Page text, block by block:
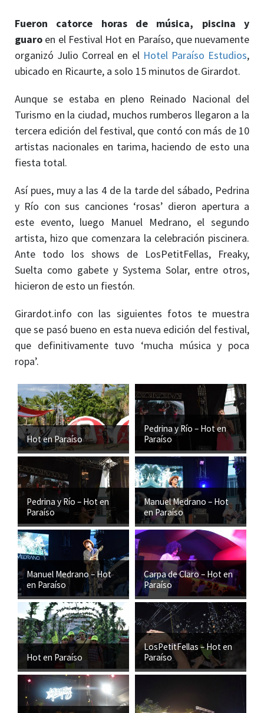
Fueron catorce horas de música, piscina y
guaro en el Festival Hot en Paraíso, que nuevamente
organizó Julio Correal en el Hotel Paraíso Estudios,
ubicado en Ricaurte, a solo 15 minutos de Girardot.
Aunque se estaba en pleno Reinado Nacional del
Turismo en la ciudad, muchos rumberos llegaron a la
tercera edición del festival, que contó con más de 10
artistas nacionales en tarima, haciendo de esto una
fiesta total.
Así pues, muy a las 4 de la tarde del sábado, Pedrina
y Río con sus canciones ‘rosas’ dieron apertura a
este evento, luego Manuel Medrano, el segundo
artista, hizo que comenzara la celebración piscinera.
Ante todo los shows de LosPetitFellas, Freaky,
Suelta como gabete y Systema Solar, entre otros,
hicieron de esto un fiestón.
Girardot.info con las siguientes fotos te muestra
que se pasó bueno en esta nueva edición del festival,
que definitivamente tuvo ‘mucha música y poca
ropa’.
Hot en Paraíso
Pedrina y Río – Hot en
Paraíso
Pedrina y Río – Hot en
Paraíso
Manuel Medrano – Hot
en Paraíso
Manuel Medrano – Hot
en Paraíso
Carpa de Claro – Hot en
Paraíso
Hot en Paraíso
LosPetitFellas – Hot en
Paraíso